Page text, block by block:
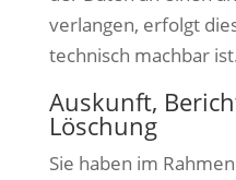
verlangen, erfolgt
technisch machbar
Auskunft,
Löschung
Sie haben im